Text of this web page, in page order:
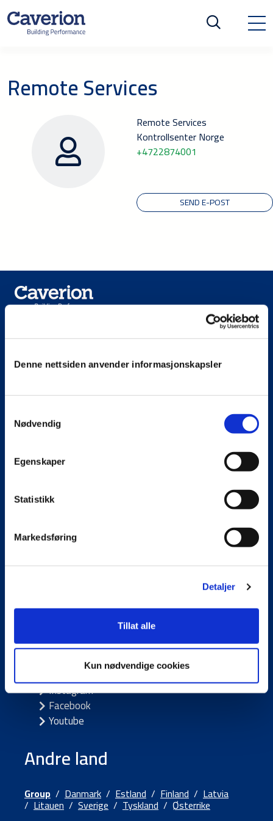
Denne nettsiden anvender informasjonskapsler
Nødvendig
Egenskaper
Statistikk
Markedsføring
Detaljer
Tillat alle
Kun nødvendige cookies
Remote Services
Remote Services
Kontrollsenter Norge
+4722874001
SEND E-POST
Meny
Bærekraft
Snarveier
Kontakt oss
Presse
Referanser
Fakturainformasjon
Følg oss
Instagram
Facebook
Youtube
Andre land
Group / Danmark / Estland / Finland / Latvia
/ Litauen / Sverige / Tyskland / Østerrike